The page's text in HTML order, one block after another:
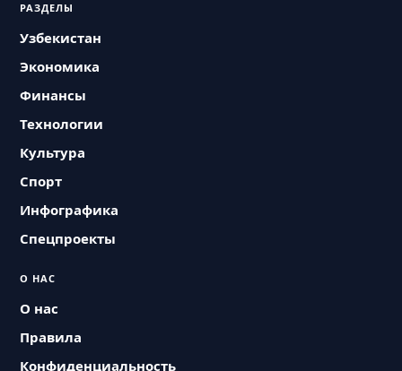
РАЗДЕЛЫ
Узбекистан
Экономика
Финансы
Технологии
Культура
Спорт
Инфографика
Спецпроекты
О НАС
О нас
Правила
Конфиденциальность